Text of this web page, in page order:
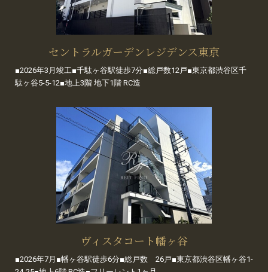
セントラルガーデンレジデンス東京
■2026年3月竣工■千駄ヶ谷駅徒歩7分■総戸数12戸■東京都渋谷区千
駄ヶ谷5-5-12■地上3階 地下1階 RC造
ヴィスタコート幡ヶ谷
■2026年7月■幡ヶ谷駅徒歩6分■総戸数 26戸■東京都渋谷区幡ヶ谷1-